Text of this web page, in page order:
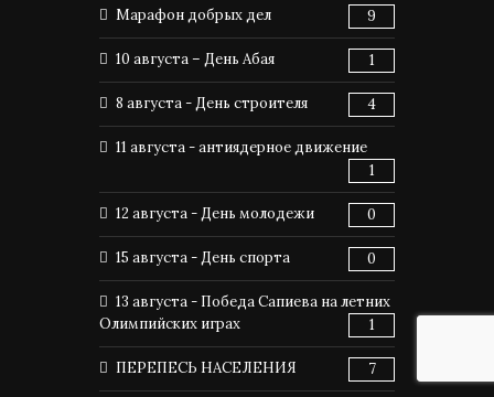
Марафон добрых дел 9
10 августа – День Абая 1
8 августа - День строителя 4
11 августа - антиядерное движение
1
12 августа - День молодежи 0
15 августа - День спорта 0
13 августа - Победа Сапиева на летних
Олимпийских играх
1
ПЕРЕПЕСЬ НАСЕЛЕНИЯ 7